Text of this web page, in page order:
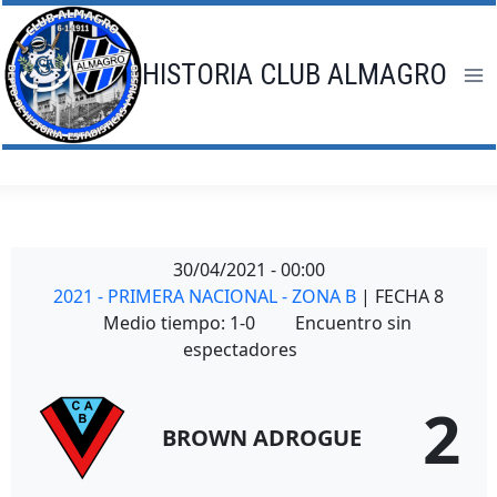
Saltar
al
contenido
HISTORIA CLUB ALMAGRO
30/04/2021 - 00:00
2021 - PRIMERA NACIONAL - ZONA B | FECHA 8
Medio tiempo: 1-0
Encuentro sin
espectadores
BROWN ADROGUE 2